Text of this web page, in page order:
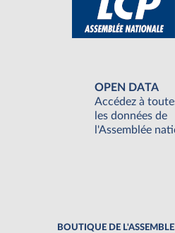
OPEN DATA
Accédez à
les données de
l'Assemblée
BOUTIQUE DE